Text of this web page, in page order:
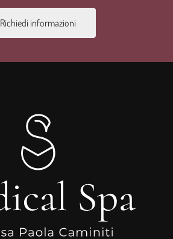
Richiedi informazioni